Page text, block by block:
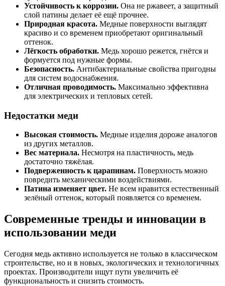
Устойчивость к коррозии. Она не ржавеет, а защитный
слой патины делает её ещё прочнее.
Природная красота. Медные поверхности выглядят
красиво и со временем приобретают оригинальный
оттенок.
Лёгкость обработки. Медь хорошо режется, гнётся и
формуется под нужные формы.
Безопасность. Антибактериальные свойства пригодны
для систем водоснабжения.
Отличная проводимость. Максимально эффективна
для электрических и тепловых сетей.
Недостатки меди
Высокая стоимость. Медные изделия дороже аналогов
из других металлов.
Вес материала. Несмотря на пластичность, медь
достаточно тяжёлая.
Подверженность к царапинам. Поверхность можно
повредить механическими воздействиями.
Патина изменяет цвет. Не всем нравится естественный
зелёный оттенок, который появляется со временем.
Современные тренды и инновации в
использовании меди
Сегодня медь активно используется не только в классическом
строительстве, но и в новых, экологических и технологичных
проектах. Производители ищут пути увеличить её
функциональность и снизить стоимость.